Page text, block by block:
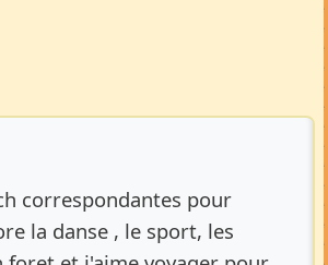
de l’annonce
correspondantes pour
la danse , le sport, les